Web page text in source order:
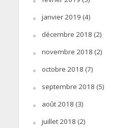
janvier 2019 (4)
décembre 2018 (2)
novembre 2018 (2)
octobre 2018 (7)
septembre 2018 (5)
août 2018 (3)
juillet 2018 (2)